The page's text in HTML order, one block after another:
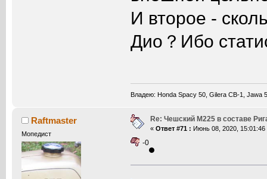
И второе -
Дио？Ибо
Владею: Honda Spacy 50, Gilera CB-1, Jawa
Raftmaster
Мопедист
Re: Чешский М225 в составе
« Ответ #71 : Июнь 08, 2020, 15:01:46
-0